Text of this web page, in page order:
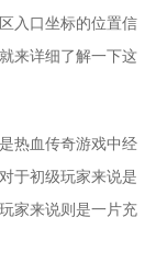
入口坐标的位置信
来详细了解一下这
热血传奇游戏中经
于初级玩家来说是
家来说则是一片充